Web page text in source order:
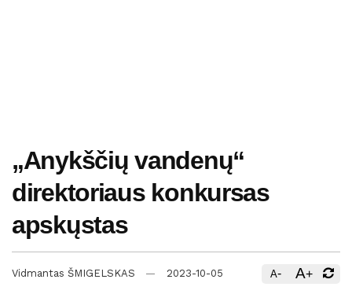
„Anykščių vandenų“
direktoriaus konkursas
apskųstas
Vidmantas ŠMIGELSKAS 2023-10-05 A- A+